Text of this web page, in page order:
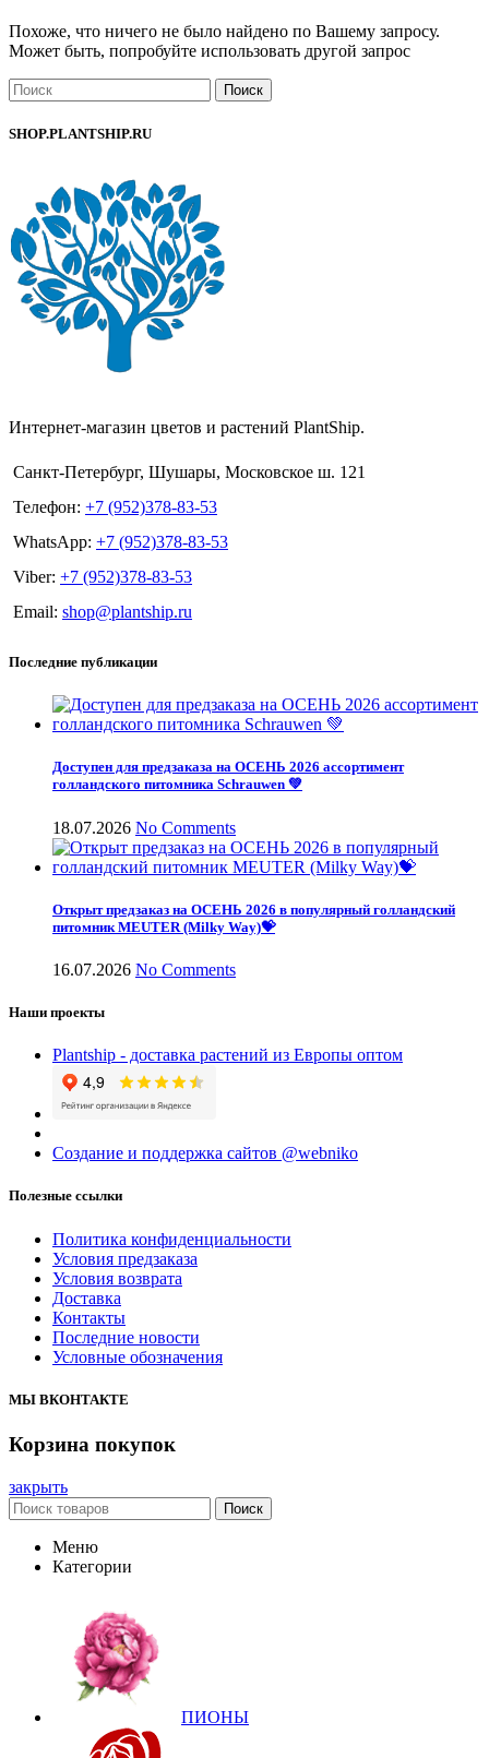
Похоже, что ничего не было найдено по Вашему запросу.
Может быть, попробуйте использовать другой запрос
Поиск
SHOP.PLANTSHIP.RU
Интернет-магазин цветов и растений PlantShip.
Санкт-Петербург, Шушары, Московское ш. 121
Телефон: +7 (952)378-83-53
WhatsApp: +7 (952)378-83-53
Viber: +7 (952)378-83-53
Email: shop@plantship.ru
Последние публикации
Доступен для предзаказа на ОСЕНЬ 2026 ассортимент
голландского питомника Schrauwen 💚
18.07.2026 No Comments
Открыт предзаказ на ОСЕНЬ 2026 в популярный голландский
питомник MEUTER (Milky Way)💝
16.07.2026 No Comments
Наши проекты
Plantship - доставка растений из Европы оптом
Создание и поддержка сайтов @webniko
Полезные ссылки
Политика конфиденциальности
Условия предзаказа
Условия возврата
Доставка
Контакты
Последние новости
Условные обозначения
МЫ ВКОНТАКТЕ
Корзина покупок
закрыть
Поиск
Меню
Категории
ПИОНЫ